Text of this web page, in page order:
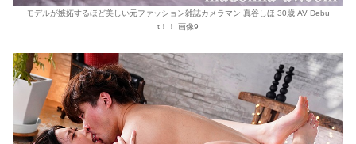
モデルが嫉妬するほど美しい元ファッション雑誌カメラマン 真谷しほ 30歳 AV Debu
t！！ 画像9